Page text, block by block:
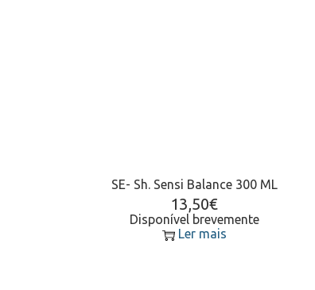
SE- Sh. Sensi Balance 300 ML
13,50€
Disponível brevemente
Ler mais